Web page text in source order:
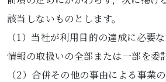
該当しないものとします。
（1）当社が利用目的の達成に必要
情報の取扱いの全部または一部を委
（2）合併その他の事由による事業